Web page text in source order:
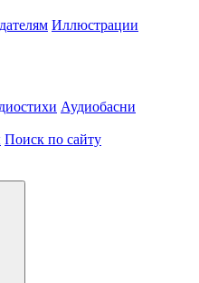
Иллюстрации
Аудиобасни
Поиск по сайту